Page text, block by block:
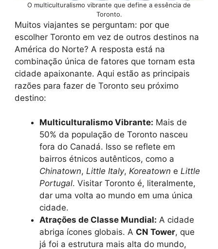
O multiculturalismo vibrante que define a essência de
Toronto.
Muitos viajantes se perguntam: por que
escolher Toronto em vez de outros destinos na
América do Norte? A resposta está na
combinação única de fatores que tornam esta
cidade apaixonante. Aqui estão as principais
razões para fazer de Toronto seu próximo
destino:
Multiculturalismo Vibrante: Mais de
50% da população de Toronto nasceu
fora do Canadá. Isso se reflete em
bairros étnicos autênticos, como a
Chinatown, Little Italy, Koreatown e Little
Portugal. Visitar Toronto é, literalmente,
dar uma volta ao mundo em uma única
cidade.
Atrações de Classe Mundial: A cidade
abriga ícones globais. A CN Tower, que
já foi a estrutura mais alta do mundo,